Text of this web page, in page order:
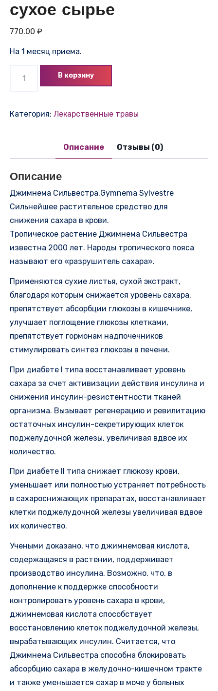
сухое сырье
770.00 ₽
На 1 месяц приема.
Сильвестра.Gymnema
В корзину
Категория: Лекарственные травы
Описание Отзывы (0)
Описание
Джимнема Сильвестра.Gymnema Sylvestre
Сильнейшее растительное средство для
снижения сахара в крови.
Тропическое растение Джимнема Сильвестра
известна 2000 лет. Народы тропического пояса
называют его «разрушитель сахара».
Применяются сухие листья, сухой экстракт,
благодаря которым снижается уровень сахара,
препятствует абсорбции глюкозы в кишечнике,
улучшает поглощение глюкозы клетками,
препятствует гормонам надпочечников
стимулировать синтез глюкозы в печени.
При диабете I типа восстанавливает уровень
сахара за счет активизации действия инсулина и
снижения инсулин-резистентности тканей
организма. Вызывает регенерацию и ревилитацию
остаточных инсулин-секретирующих клеток
поджелудочной железы, увеличивая вдвое их
количество.
При диабете II типа снижает глюкозу крови,
уменьшает или полностью устраняет потребность
в сахароснижающих препаратах, восстанавливает
клетки поджелудочной железы увеличивая вдвое
их количество.
Учеными доказано, что джимнемовая кислота,
содержащаяся в растении, поддерживает
производство инсулина. Возможно, что, в
дополнение к поддержке способности
контролировать уровень сахара в крови,
джимнемовая кислота способствует
восстановлению клеток поджелудочной железы,
вырабатывающих инсулин. Считается, что
Джимнема Сильвестра способна блокировать
абсорбцию сахара в желудочно-кишечном тракте
и также уменьшается сахар в моче у больных